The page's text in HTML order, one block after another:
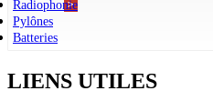
Infrastructures
Commutateurs
Accessoires
Radiophonie
Stations Relais
Radios mobiles
Pylônes
Batteries
LIENS UTILES